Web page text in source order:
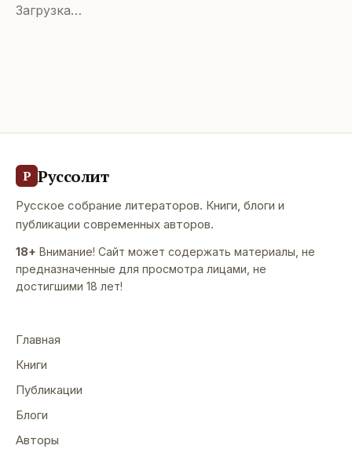
Загрузка…
Р Руссолит
Русское собрание литераторов. Книги, блоги и
публикации современных авторов.
18+ Внимание! Сайт может содержать материалы, не
предназначенные для просмотра лицами, не
достигшими 18 лет!
Главная
Книги
Публикации
Блоги
Авторы